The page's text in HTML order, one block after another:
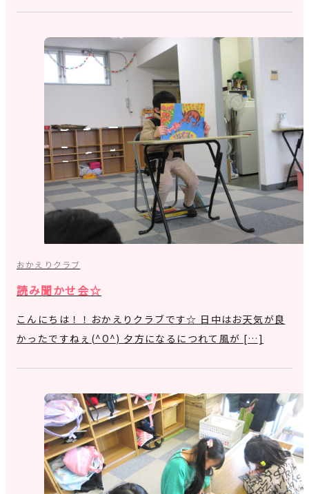
おかえりクラブ
読み聞かせ会☆
こんにちは！！おかえりクラブです☆ 日中はお天気が良
かったですねぇ(^O^) 夕方になるにつれて風が […]